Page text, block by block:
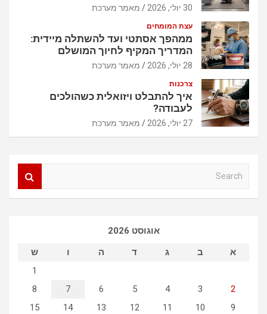
30 יולי, 2026 מאמר מערכת
עצת המומחים
ממהפך אסתטי ועד להשתלה מיידית:
המדריך המקיף לחיוך המושלם
28 יולי, 2026 מאמר מערכת
צרכנות
איך להתבלט ויזואלית כשהולכים
לעבודה?
27 יולי, 2026 מאמר מערכת
אוגוסט 2026
א
ב ג ד ה ו ש
1
2
3
4
5
6
7
8
9
10
11
12
13
14
15